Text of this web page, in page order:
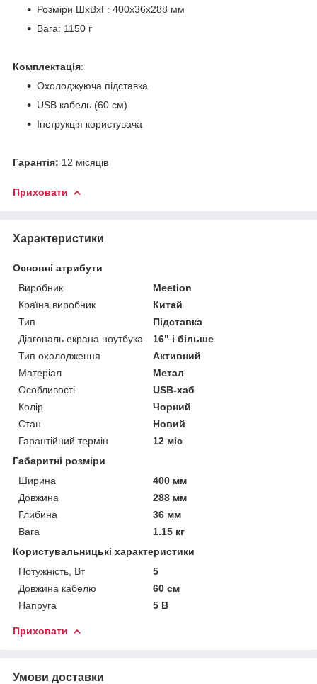
Розміри ШхВхГ: 400х36х288 мм
Вага: 1150 г
Комплектація:
Охолоджуюча підставка
USB кабель (60 см)
Інструкція користувача
Гарантія: 12 місяців
Приховати
Характеристики
Основні атрибути
Виробник
Meetion
Країна виробник
Китай
Тип
Підставка
Діагональ екрана ноутбука
16" і більше
Тип охолодження
Активний
Матеріал
Метал
Особливості
USB-хаб
Колір
Чорний
Стан
Новий
Гарантійний термін
12 міс
Габаритні розміри
Ширина
400 мм
Довжина
288 мм
Глибина
36 мм
Вага
1.15 кг
Користувальницькі характеристики
Потужність, Вт
5
Довжина кабелю
60 см
Напруга
5 В
Приховати
Умови доставки